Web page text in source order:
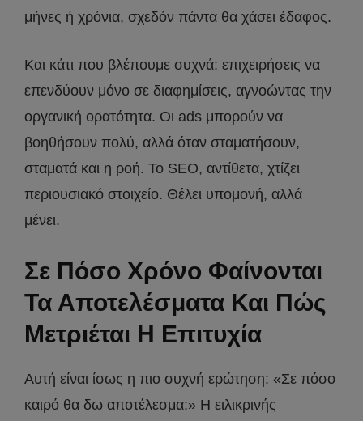
μήνες ή χρόνια, σχεδόν πάντα θα χάσει έδαφος.
Και κάτι που βλέπουμε συχνά: επιχειρήσεις να
επενδύουν μόνο σε διαφημίσεις, αγνοώντας την
οργανική ορατότητα. Οι ads μπορούν να
βοηθήσουν πολύ, αλλά όταν σταματήσουν,
σταματά και η ροή. Το SEO, αντίθετα, χτίζει
περιουσιακό στοιχείο. Θέλει υπομονή, αλλά
μένει.
Σε Πόσο Χρόνο Φαίνονται
Τα Αποτελέσματα Και Πώς
Μετριέται Η Επιτυχία
Αυτή είναι ίσως η πιο συχνή ερώτηση: «Σε πόσο
καιρό θα δω αποτέλεσμα:» Η ειλικρινής